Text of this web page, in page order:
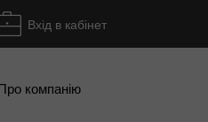
Вхід в кабінет
компанію